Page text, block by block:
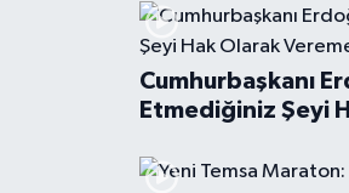
Cumhurbaşkanı
Etmediğiniz Şeyi